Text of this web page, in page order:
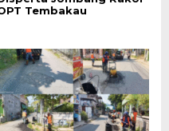
Tembakau